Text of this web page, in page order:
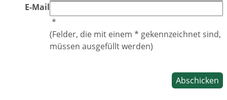
E-Mail
*
(Felder, die mit einem * gekennzeichnet sind,
müssen ausgefüllt werden)